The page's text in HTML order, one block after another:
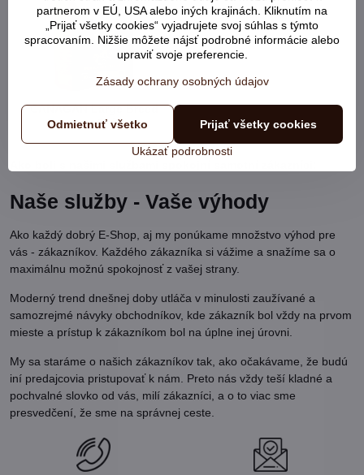
CANAGAN Large Breed
Free run Chicken
Naše služby - Vaše výhody
Ako každý dobrý E-Shop, aj my ponúkame množstvo výhod pre
vás - zákazníkov. Každého zákazníka si vážime a snažíme sa o
maximálnu možnú spokojnosť z vašej strany.
Moderný trend dnešnej doby utláča v minulosti zaužívané a
samozrejmé návyky obchodníkov, kde zákazník bol vždy na prvom
mieste a prístup k zákazníkom bol na úplne inej úrovni.
My sa staráme o našich zákazníkov tak, ako očakávame, že budú
iní predajcovia pristupovať k nám. Preto nás vždy teší kladné a
pochvalné slovko od vás, milí zákazníci, a o to viac sme
presvedčení, že sme na správnej ceste.
partnerom v EÚ, USA alebo iných krajinách. Kliknutím na
„Prijať všetky cookies“ vyjadrujete svoj súhlas s týmto
spracovaním. Nižšie môžete nájsť podrobné informácie alebo
upraviť svoje preferencie.
Zásady ochrany osobných údajov
Ukázať podrobnosti
Prijať všetky cookies
Odmietnuť všetko